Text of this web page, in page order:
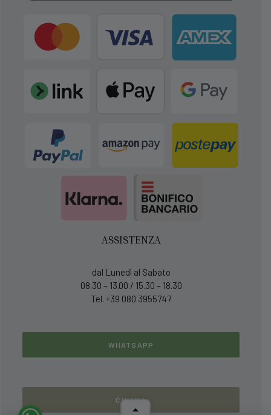
ASSISTENZA
dal Lunedì al Sabato
08.30 – 13.00 / 15.30 – 18.30
Tel. +39 080 3955747
WHATSAPP
CHIAMA